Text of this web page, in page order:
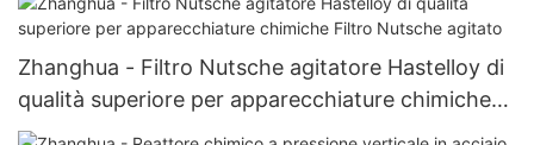
Zhanghua - Filtro Nutsche agitatore Hastelloy di
qualità superiore per apparecchiature chimiche
Filtro Nutsche agitato